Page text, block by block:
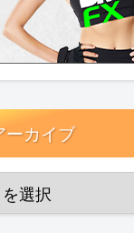
ーカイブ